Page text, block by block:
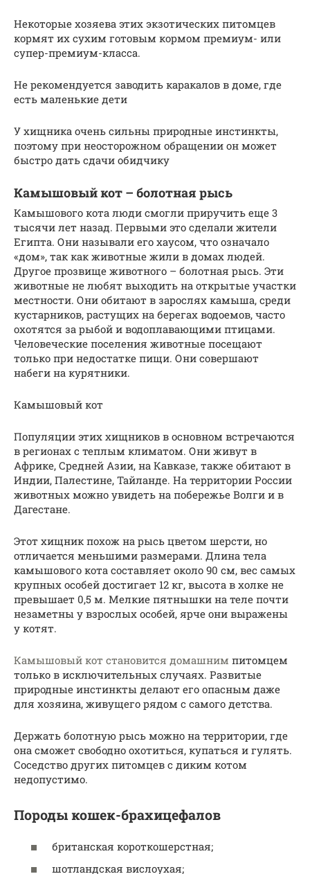
Некоторые хозяева этих экзотических питомцев
кормят их сухим готовым кормом премиум- или
супер-премиум-класса.
Не рекомендуется заводить каракалов в доме, где
есть маленькие дети
У хищника очень сильны природные инстинкты,
поэтому при неосторожном обращении он может
быстро дать сдачи обидчику
Камышовый кот – болотная рысь
Камышового кота люди смогли приручить еще 3
тысячи лет назад. Первыми это сделали жители
Египта. Они называли его хаусом, что означало
«дом», так как животные жили в домах людей.
Другое прозвище животного – болотная рысь. Эти
животные не любят выходить на открытые участки
местности. Они обитают в зарослях камыша, среди
кустарников, растущих на берегах водоемов, часто
охотятся за рыбой и водоплавающими птицами.
Человеческие поселения животные посещают
только при недостатке пищи. Они совершают
набеги на курятники.
Камышовый кот
Популяции этих хищников в основном встречаются
в регионах с теплым климатом. Они живут в
Африке, Средней Азии, на Кавказе, также обитают в
Индии, Палестине, Тайланде. На территории России
животных можно увидеть на побережье Волги и в
Дагестане.
Этот хищник похож на рысь цветом шерсти, но
отличается меньшими размерами. Длина тела
камышового кота составляет около 90 см, вес самых
крупных особей достигает 12 кг, высота в холке не
превышает 0,5 м. Мелкие пятнышки на теле почти
незаметны у взрослых особей, ярче они выражены
у котят.
Камышовый кот становится домашним питомцем
только в исключительных случаях. Развитые
природные инстинкты делают его опасным даже
для хозяина, живущего рядом с самого детства.
Держать болотную рысь можно на территории, где
она сможет свободно охотиться, купаться и гулять.
Соседство других питомцев с диким котом
недопустимо.
Породы кошек-брахицефалов
британская короткошерстная;
шотландская вислоухая;